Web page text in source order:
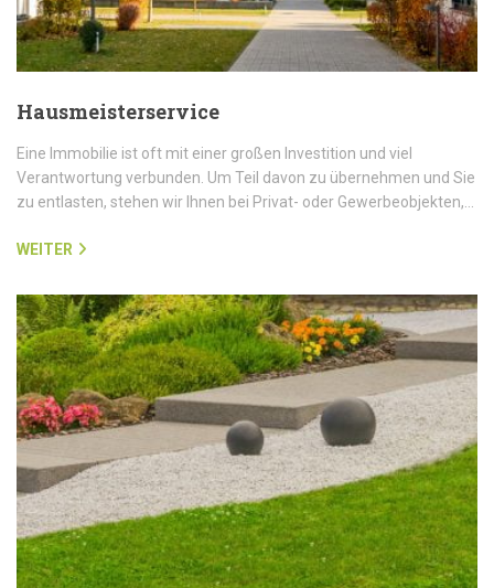
Hausmeisterservice
Eine Immobilie ist oft mit einer großen Investition und viel
Verantwortung verbunden. Um Teil davon zu übernehmen und Sie
zu entlasten, stehen wir Ihnen bei Privat- oder Gewerbeobjekten,…
WEITER